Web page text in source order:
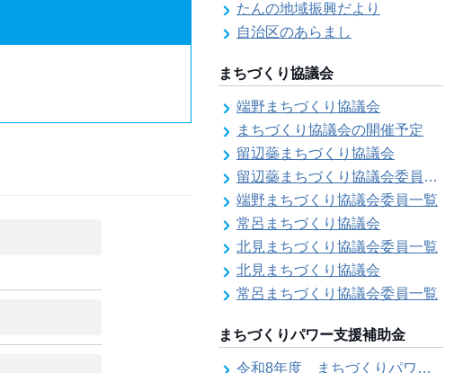
たんの地域振興だより
自治区のあらまし
まちづくり協議会
端野まちづくり協議会
まちづくり協議会の開催予定
留辺蘂まちづくり協議会
留辺蘂まちづくり協議会委員一覧
端野まちづくり協議会委員一覧
常呂まちづくり協議会
北見まちづくり協議会委員一覧
北見まちづくり協議会
常呂まちづくり協議会委員一覧
まちづくりパワー支援補助金
令和8年度 まちづくりパワー支援補助金の募集【受付は終了しました。】